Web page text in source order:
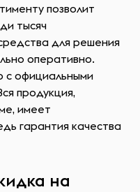
позволит
тысяч
для решения
оперативно.
с официальными
продукция,
имеет
гарантия качества
на